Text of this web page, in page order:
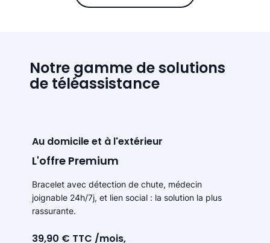
Notre gamme de solutions
de téléassistance
Au domicile et à l'extérieur
L'offre Premium
Bracelet avec détection de chute, médecin
joignable 24h/7j, et lien social : la solution la plus
rassurante.
39,90 € TTC /mois,